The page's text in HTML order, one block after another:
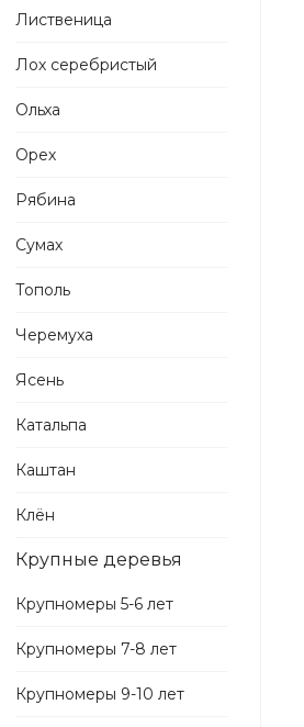
Лиственица
Лох серебристый
Ольха
Орех
Рябина
Сумах
Тополь
Черемуха
Ясень
Катальпа
Каштан
Клён
Крупные деревья
Крупномеры 5-6 лет
Крупномеры 7-8 лет
Крупномеры 9-10 лет